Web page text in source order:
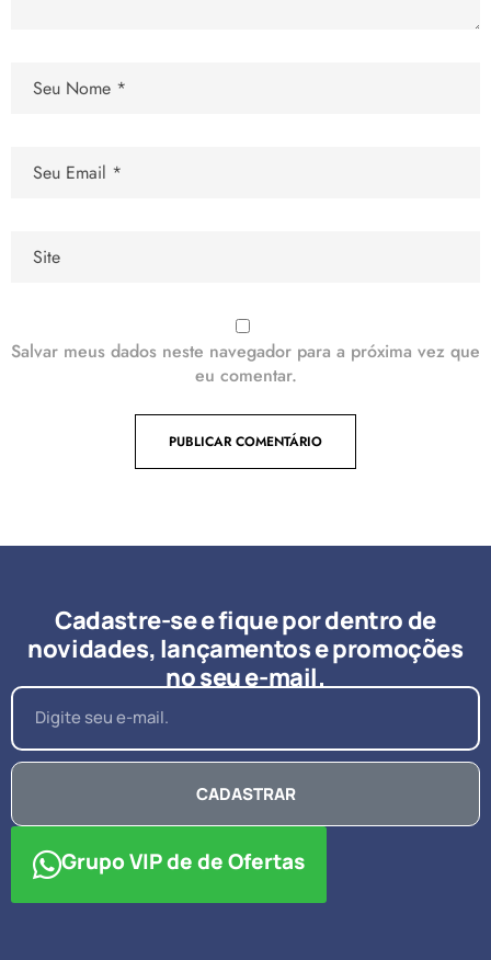
Salvar meus dados neste navegador para a próxima vez que
eu comentar.
Cadastre-se e fique por dentro de
novidades, lançamentos e promoções
no seu e-mail.
CADASTRAR
Grupo VIP de de Ofertas